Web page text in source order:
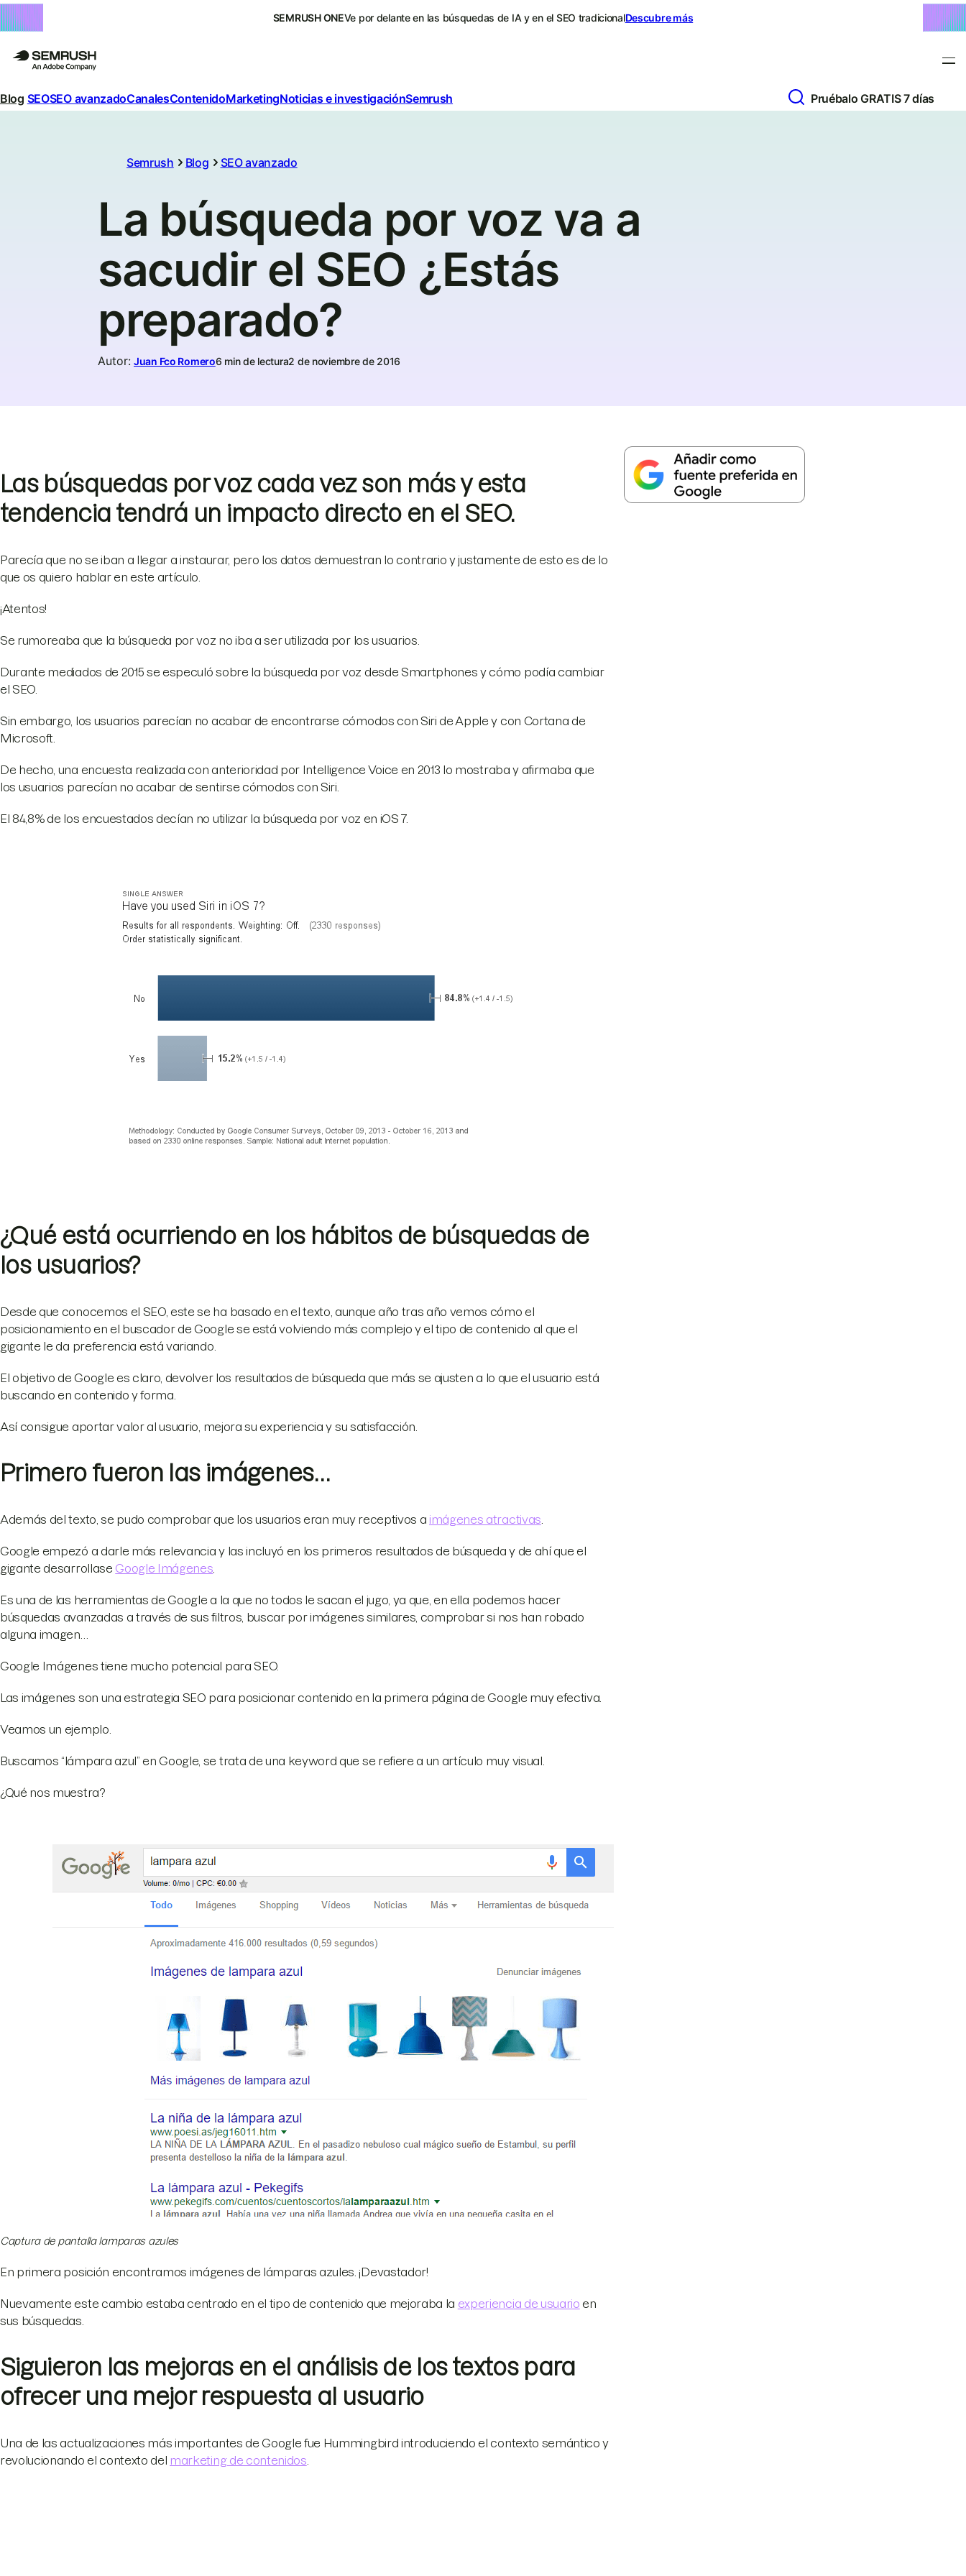
SEMRUSH ONEVe por delante en las búsquedas de IA y en el SEO tradicionalDescubre más
Blog SEOSEO avanzadoCanalesContenidoMarketingNoticias e investigaciónSemrush Pruébalo GRATIS 7 días
Semrush Blog SEO avanzado
La búsqueda por voz va a
sacudir el SEO ¿Estás
preparado?
Autor: Juan Fco Romero6 min de lectura2 de noviembre de 2016
Las búsquedas por voz cada vez son más y esta
tendencia tendrá un impacto directo en el SEO.
Parecía que no se iban a llegar a instaurar, pero los datos demuestran lo contrario y justamente de esto es de lo
que os quiero hablar en este artículo.
¡Atentos!
Se rumoreaba que la búsqueda por voz no iba a ser utilizada por los usuarios.
Durante mediados de 2015 se especuló sobre la búsqueda por voz desde Smartphones y cómo podía cambiar
el SEO.
Sin embargo, los usuarios parecían no acabar de encontrarse cómodos con Siri de Apple y con Cortana de
Microsoft.
De hecho, una encuesta realizada con anterioridad por Intelligence Voice en 2013 lo mostraba y afirmaba que
los usuarios parecían no acabar de sentirse cómodos con Siri.
El 84,8% de los encuestados decían no utilizar la búsqueda por voz en iOS 7.
¿Qué está ocurriendo en los hábitos de búsquedas de
los usuarios?
Desde que conocemos el SEO, este se ha basado en el texto, aunque año tras año vemos cómo el
posicionamiento en el buscador de Google se está volviendo más complejo y el tipo de contenido al que el
gigante le da preferencia está variando.
El objetivo de Google es claro, devolver los resultados de búsqueda que más se ajusten a lo que el usuario está
buscando en contenido y forma.
Así consigue aportar valor al usuario, mejora su experiencia y su satisfacción.
Primero fueron las imágenes…
Además del texto, se pudo comprobar que los usuarios eran muy receptivos a imágenes atractivas
Google empezó a darle más relevancia y las incluyó en los primeros resultados de búsqueda y de ahí que el
gigante desarrollase Google Imágenes
Es una de las herramientas de Google a la que no todos le sacan el jugo, ya que, en ella podemos hacer
búsquedas avanzadas a través de sus filtros, buscar por imágenes similares, comprobar si nos han robado
alguna imagen…
Google Imágenes tiene mucho potencial para SEO.
Las imágenes son una estrategia SEO para posicionar contenido en la primera página de Google muy efectiva.
Veamos un ejemplo.
Buscamos “lámpara azul” en Google, se trata de una keyword que se refiere a un artículo muy visual.
¿Qué nos muestra?
Captura de pantalla lamparas azules
En primera posición encontramos imágenes de lámparas azules. ¡Devastador!
Nuevamente este cambio estaba centrado en el tipo de contenido que mejoraba la experiencia de usuario en
sus búsquedas.
Siguieron las mejoras en el análisis de los textos para
ofrecer una mejor respuesta al usuario
Una de las actualizaciones más importantes de Google fue Hummingbird introduciendo el contexto semántico y
revolucionando el contexto del marketing de contenidos